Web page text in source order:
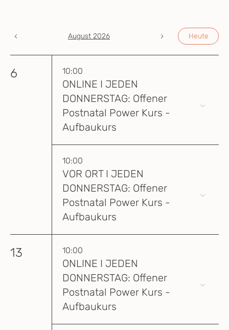
August 2026 Heute
6 10:00
ONLINE I JEDEN
DONNERSTAG: Offener
Postnatal Power Kurs -
Aufbaukurs
10:00
VOR ORT I JEDEN
DONNERSTAG: Offener
Postnatal Power Kurs -
Aufbaukurs
13 10:00
ONLINE I JEDEN
DONNERSTAG: Offener
Postnatal Power Kurs -
Aufbaukurs